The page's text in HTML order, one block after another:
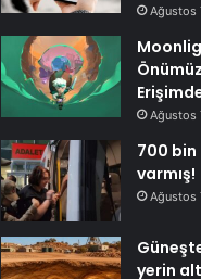
Ağustos
Ağustos
700
varmış!
Ağustos
yerin